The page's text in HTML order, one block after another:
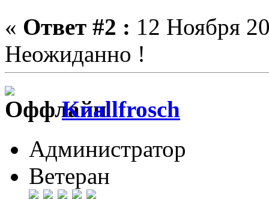
« Ответ #2 : 12 Ноября
Неожиданно !
Knallfrosch
Администратор
Ветеран